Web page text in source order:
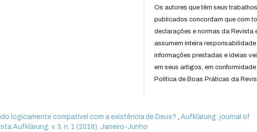
Os autores que têm seus trabalhos
publicados concordam que com
declarações e normas da Revista
assumem inteira responsabilidade
informações prestadas e ideias
em seus artigos, em
Política de Boas Práticas da
logicamente compatível com a existência de Deus?,Aufklärung: journal of
Aufklärung. v. 3, n. 1 (2016), Janeiro-Junho